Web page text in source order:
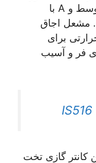
جداگانه، پلوپز با بالاترین راندمان در وسط و A با
اجاق
برای
و آسیب
گازی تخت